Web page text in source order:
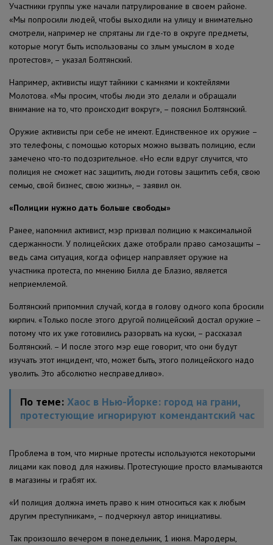
Участники группы уже начали патрулирование в своем районе.
«Мы попросили людей, чтобы выходили на улицу и внимательно
смотрели, например не спрятаны ли где-то в округе предметы,
которые могут быть использованы со злым умыслом в ходе
протестов», – указал Болтянский.
Например, активисты ищут тайники с камнями и коктейлями
Молотова. «Мы просим, чтобы люди это делали и обращали
внимание на то, что происходит вокруг», – пояснил Болтянский.
Оружие активисты при себе не имеют. Единственное их оружие –
это телефоны, с помощью которых можно вызвать полицию, если
замечено что-то подозрительное. «Но если вдруг случится, что
полиция не сможет нас защитить, люди готовы защитить себя, свою
семью, свой бизнес, свою жизнь», – заявил он.
«Полиции нужно дать больше свободы»
Ранее, напомнил активист, мэр призвал полицию к максимальной
сдержанности. У полицейских даже отобрали право самозащиты –
ведь сама ситуация, когда офицер направляет оружие на
участника протеста, по мнению Билла де Блазио, является
неприемлемой.
Болтянский припомнил случай, когда в голову одного копа бросили
кирпич. «Только после этого другой полицейский достал оружие –
потому что их уже готовились разорвать на куски, – рассказал
Болтянский. – И после этого мэр еще говорит, что они будут
изучать этот инцидент, что, может быть, этого полицейского надо
уволить. Это абсолютно несправедливо».
По теме: Хаос в Нью-Йорке: город на грани,
протестующие игнорируют комендантский час
Проблема в том, что мирные протесты используются некоторыми
лицами как повод для наживы. Протестующие просто вламываются
в магазины и грабят их.
«И полиция должна иметь право к ним относиться как к любым
другим преступникам», – подчеркнул автор инициативы.
Так произошло вечером в понедельник, 1 июня. Мародеры,